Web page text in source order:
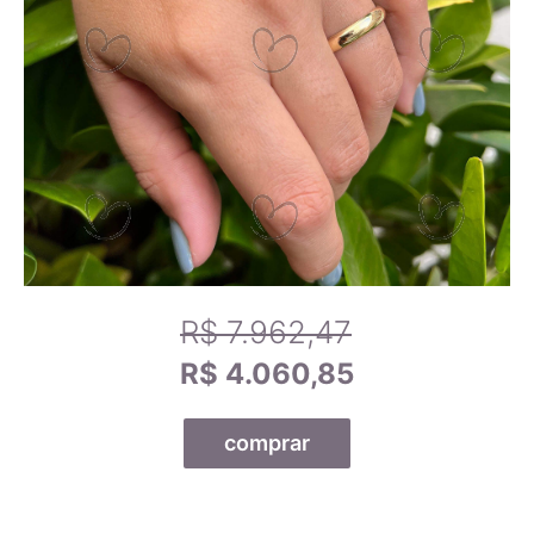
15,6mm
15,9mm 10
16,2mm 11
16,5mm 12
17,1mm
Calibrando sua tela
- Se você estiver utilizando um celular, por-favor,
deite-o para melhor funcionamento da ferramenta.
Passo 2- Arraste o canto do cartão de crédito abaixo até
que fique do mesmo tamanho que o seu cartão.
Passo 3- Use um anel que se adapte a você e compare-o
com os tamanhos dos anéis na tela para encontrar o tamanho
exato do anel.
R$ 7.962,47
R$ 4.060,85
comprar